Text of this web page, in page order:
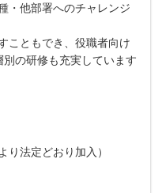
・他部署へのチャレンジ
こともでき、役職者向け
の研修も充実しています
り法定どおり加入）